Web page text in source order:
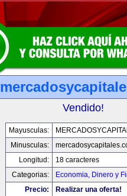
Vendido!
Mayusculas:
Minusculas:
Longitud:
18 caracteres
Categorias:
Economia, Dinero y
Precio:
Realizar una oferta!